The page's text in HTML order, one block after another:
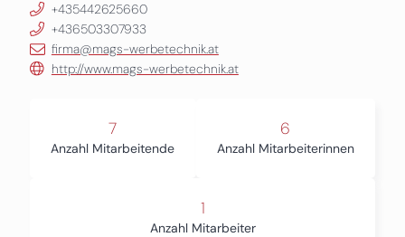
+435442625660
+436503307933
firma@mags-werbetechnik.at
http://www.mags-werbetechnik.at
7
Anzahl Mitarbeitende
6
Anzahl Mitarbeiterinnen
1
Anzahl Mitarbeiter